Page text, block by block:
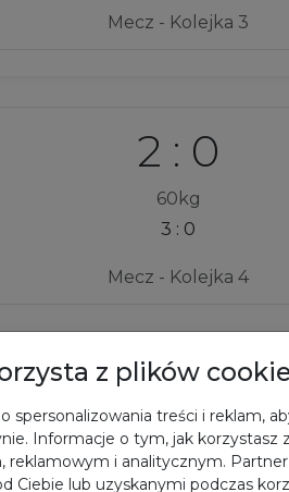
Mecz - Kolejka 3
2 : 0
60kg
3 : 0
Mecz - Kolejka 4
2 : 0
60kg
3 : 0
z plików
spersonalizowania treści i reklam,
Informacje o tym, jak korzystasz
reklamowym i analitycznym.
Ciebie lub uzyskanymi podczas